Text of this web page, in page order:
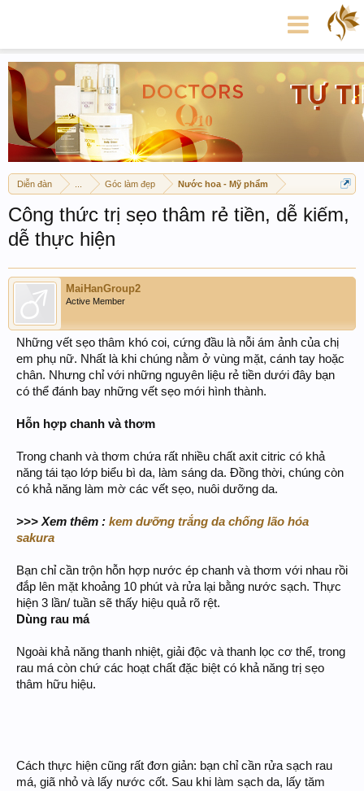
Diễn đàn Góc làm đẹp Nước hoa - Mỹ phẩm
Công thức trị sẹo thâm rẻ tiền, dễ kiếm,
dễ thực hiện
MaiHanGroup2
Active Member
Những vết sẹo thâm khó coi, cứng đầu là nỗi ám ảnh của chị
em phụ nữ. Nhất là khi chúng nằm ở vùng mặt, cánh tay hoặc
chân. Nhưng chỉ với những nguyên liệu rẻ tiền dưới đây bạn
có thể đánh bay những vết sẹo mới hình thành.
Hỗn hợp chanh và thơm
Trong chanh và thơm chứa rất nhiều chất axit citric có khả
năng tái tạo lớp biểu bì da, làm sáng da. Đồng thời, chúng còn
có khả năng làm mờ các vết sẹo, nuôi dưỡng da.
>>> Xem thêm : kem dưỡng trắng da chống lão hóa
sakura
Bạn chỉ cần trộn hỗn hợp nước ép chanh và thơm với nhau rồi
đắp lên mặt khoảng 10 phút và rửa lại bằng nước sạch. Thực
hiện 3 lần/ tuần sẽ thấy hiệu quả rõ rệt.
Dùng rau má
Ngoài khả năng thanh nhiệt, giải độc và thanh lọc cơ thể, trong
rau má còn chứ các hoạt chất đặc biệt có khả năng trị sẹo
thâm hữu hiệu.
Cách thực hiện cũng rất đơn giản: bạn chỉ cần rửa sạch rau
má, giã nhỏ và lấy nước cốt. Sau khi làm sạch da, lấy tăm